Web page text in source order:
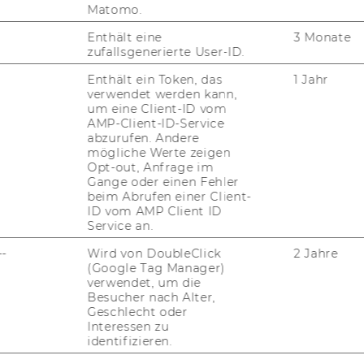
Pra­xis ihre Ex­per­ti­se ein und dis­
Öf­fent­lich­keit ak­tu­el­le The­
FORSCHUNG
Matomo.
Enthält eine
zufallsgenerierte User-ID.
3 Monate
Enthält ein Token, das
verwendet werden kann,
um eine Client-ID vom
AMP-Client-ID-Service
abzurufen. Andere
mögliche Werte zeigen
Opt-out, Anfrage im
Gange oder einen Fehler
beim Abrufen einer Client-
ID vom AMP Client ID
Service an.
1 Jahr
Wird von DoubleClick
(Google Tag Manager)
verwendet, um die
Besucher nach Alter,
Geschlecht oder
Interessen zu
identifizieren.
2 Jahre